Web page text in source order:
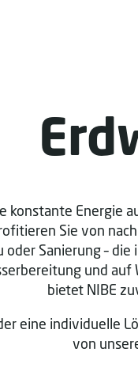
konstante Energie
Sie von
oder Sanierung –
und
bietet NIBE
eine individuelle
von